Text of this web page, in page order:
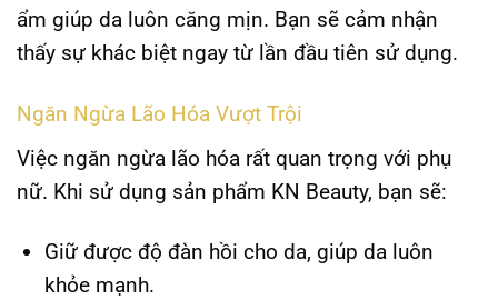
ẩm giúp da luôn căng mịn. Bạn sẽ cảm nhận
thấy sự khác biệt ngay từ lần đầu tiên sử dụng.
Ngăn Ngừa Lão Hóa Vượt Trội
Việc ngăn ngừa lão hóa rất quan trọng với phụ
nữ. Khi sử dụng sản phẩm KN Beauty, bạn sẽ:
Giữ được độ đàn hồi cho da, giúp da luôn
khỏe mạnh.